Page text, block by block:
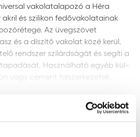
vakolatalapozó a Héra
és szilikon fedővakolatainak
Az üvegszövet
és a díszítő vakolat közé kerül.
rendszer szilárdságát és segíti a
Használható egyéb kül-
vagy cement falszerkezetek,
a fal természetes szellőzését